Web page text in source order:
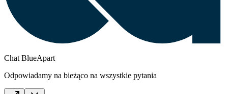
Chat BlueApart
Odpowiadamy na bieżąco na wszystkie pytania